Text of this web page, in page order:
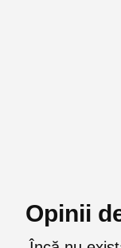
Opinii